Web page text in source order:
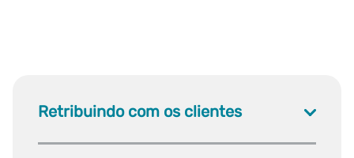
Retribuindo com os clientes